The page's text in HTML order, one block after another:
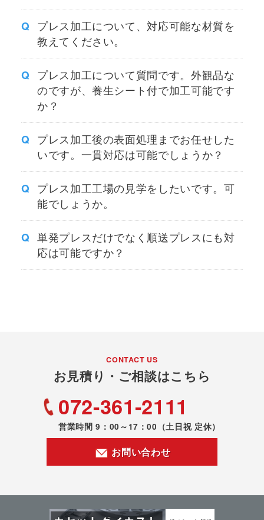
プレス加工について、対応可能な材質を
教えてください。
プレス加工について質問です。外観品な
のですが、養生シート付で加工可能です
か？
プレス加工後の表面処理までお任せした
いです。一貫対応は可能でしょうか？
プレス加工工場の見学をしたいです。可
能でしょうか。
単発プレスだけでなく順送プレスにも対
応は可能ですか？
CONTACT US
お見積り・ご相談はこちら
072-361-2111
営業時間 9：00～17：00 （土日祝 定休）
お問い合わせ